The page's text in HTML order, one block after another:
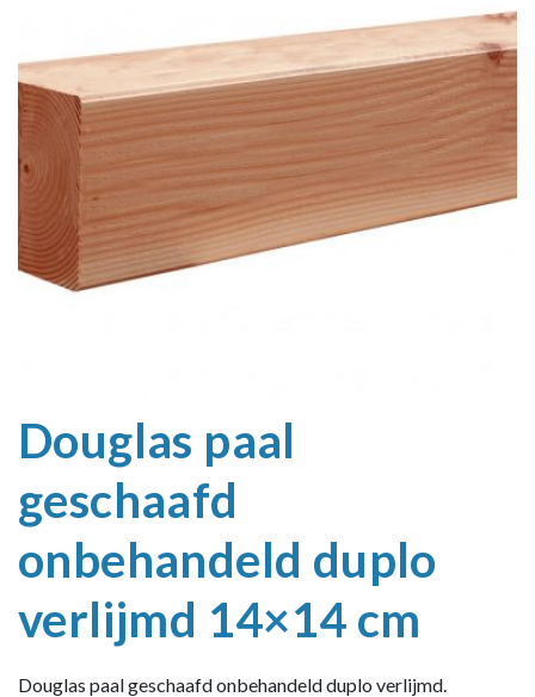
Douglas paal
geschaafd
onbehandeld duplo
verlijmd 14×14 cm
Douglas paal geschaafd onbehandeld duplo verlijmd.